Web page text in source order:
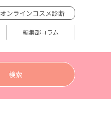
オンラインコスメ診断
編集部コラム